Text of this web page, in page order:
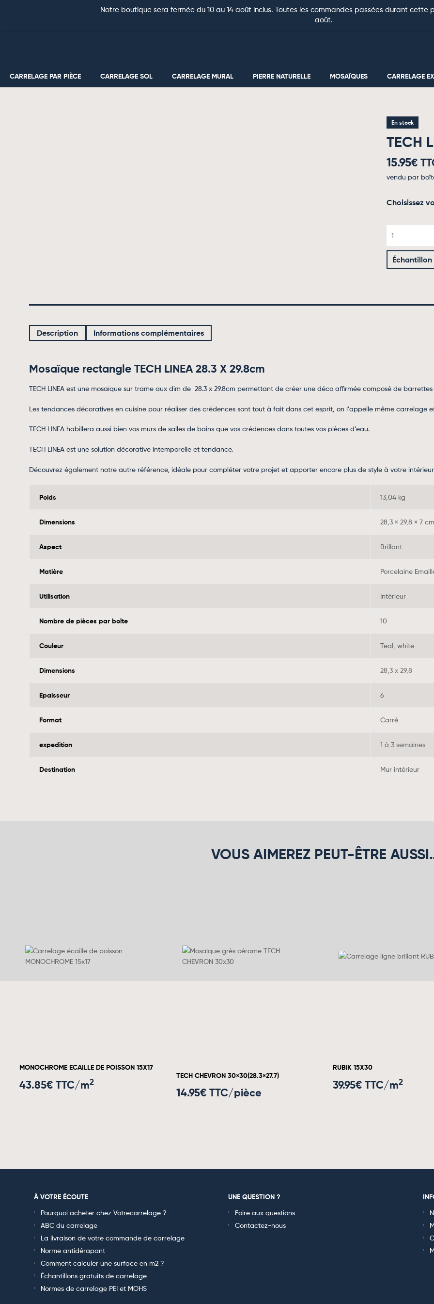
CARRELAGE PAR PIÈCE CARRELAGE SOL CARRELAGE MURAL PIERRE NATURELLE MOSAÏQUES CARRELAGE
En stock
TECH
15.95€
vendu par
Choisissez
Description Informations complémentaires
Mosaïque rectangle TECH LINEA 28.3 X 29.8cm
TECH LINEA est une mosaïque sur trame aux dim de 28.3 x 29.8cm permettant de créer une déco affirmée composé de
Les tendances décoratives en cuisine pour réaliser des crédences sont tout à fait dans cet esprit, on l’appelle même carrelage
TECH LINEA habillera aussi bien vos murs de salles de bains que vos crédences dans toutes vos pièces d’eau.
TECH LINEA est une solution décorative intemporelle et tendance.
Découvrez également notre autre référence, idéale pour compléter votre projet et apporter encore plus de style à votre
Poids 13,04 kg
Dimensions 28,3 × 29,8 × 7 cm
Aspect Brillant
Matière Porcelaine
Utilisation Intérieur
Nombre de pièces par boîte 10
Couleur Teal, white
Dimensions 28,3 x 29,8
Epaisseur 6
Format Carré
expedition 1 à 3 semaines
Destination Mur intérieur
VOUS AIMEREZ PEUT-ÊTRE
MONOCHROME ECAILLE DE POISSON 15X17
43.85€ TTC/m2
TECH CHEVRON 30×30(28.3×27.7)
14.95€ TTC/pièce
RUBIK 15X30
39.95€ TTC/m2
À VOTRE ÉCOUTE
Pourquoi acheter chez Votrecarrelage ?
ABC du carrelage
La livraison de votre commande de carrelage
Norme antidérapant
Comment calculer une surface en m2 ?
Échantillons gratuits de carrelage
Normes de carrelage PEI et MOHS
UNE QUESTION ?
Foire aux questions
Contactez-nous
Notre boutique sera fermée du 10 au 14 août inclus. Toutes les commandes passées durant
août.